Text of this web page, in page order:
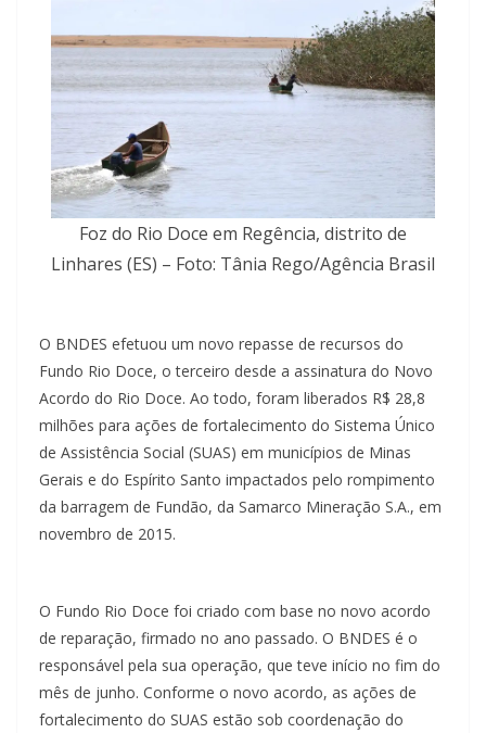
Foz do Rio Doce em Regência, distrito de
Linhares (ES) – Foto: Tânia Rego/Agência Brasil
O BNDES efetuou um novo repasse de recursos do
Fundo Rio Doce, o terceiro desde a assinatura do Novo
Acordo do Rio Doce. Ao todo, foram liberados R$ 28,8
milhões para ações de fortalecimento do Sistema Único
de Assistência Social (SUAS) em municípios de Minas
Gerais e do Espírito Santo impactados pelo rompimento
da barragem de Fundão, da Samarco Mineração S.A., em
novembro de 2015.
O Fundo Rio Doce foi criado com base no novo acordo
de reparação, firmado no ano passado. O BNDES é o
responsável pela sua operação, que teve início no fim do
mês de junho. Conforme o novo acordo, as ações de
fortalecimento do SUAS estão sob coordenação do